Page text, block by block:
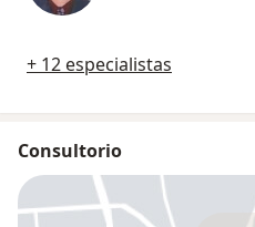
+ 12 especialistas
Consultorio